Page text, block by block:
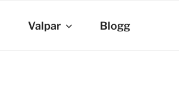
Valpar Blogg